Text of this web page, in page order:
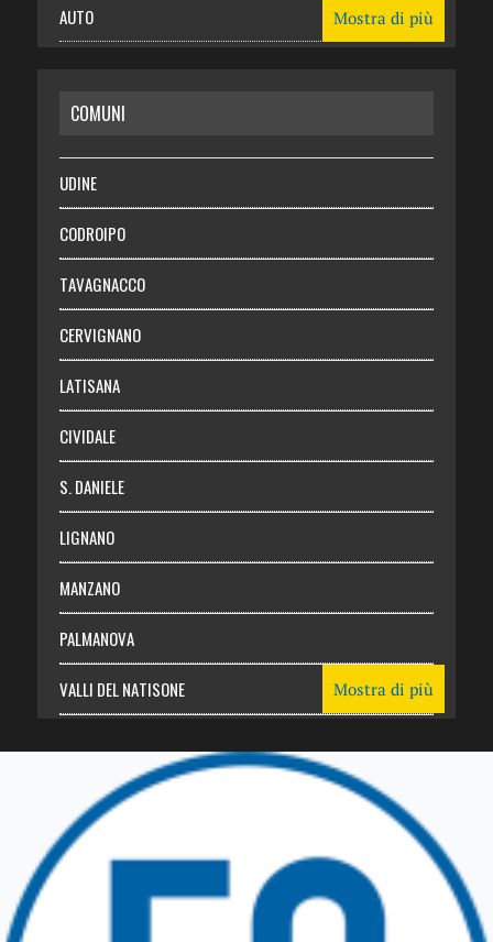
AUTO
RISPARMIO
SALUTE
Necrologie
Chi siamo
Abbonati
Login
Mostra di più
COMUNI
UDINE
CODROIPO
TAVAGNACCO
CERVIGNANO
LATISANA
CIVIDALE
S. DANIELE
LIGNANO
MANZANO
PALMANOVA
VALLI DEL NATISONE
TRICESIMO
TARCENTO
GEMONA DEL FRIULI
Mostra di più